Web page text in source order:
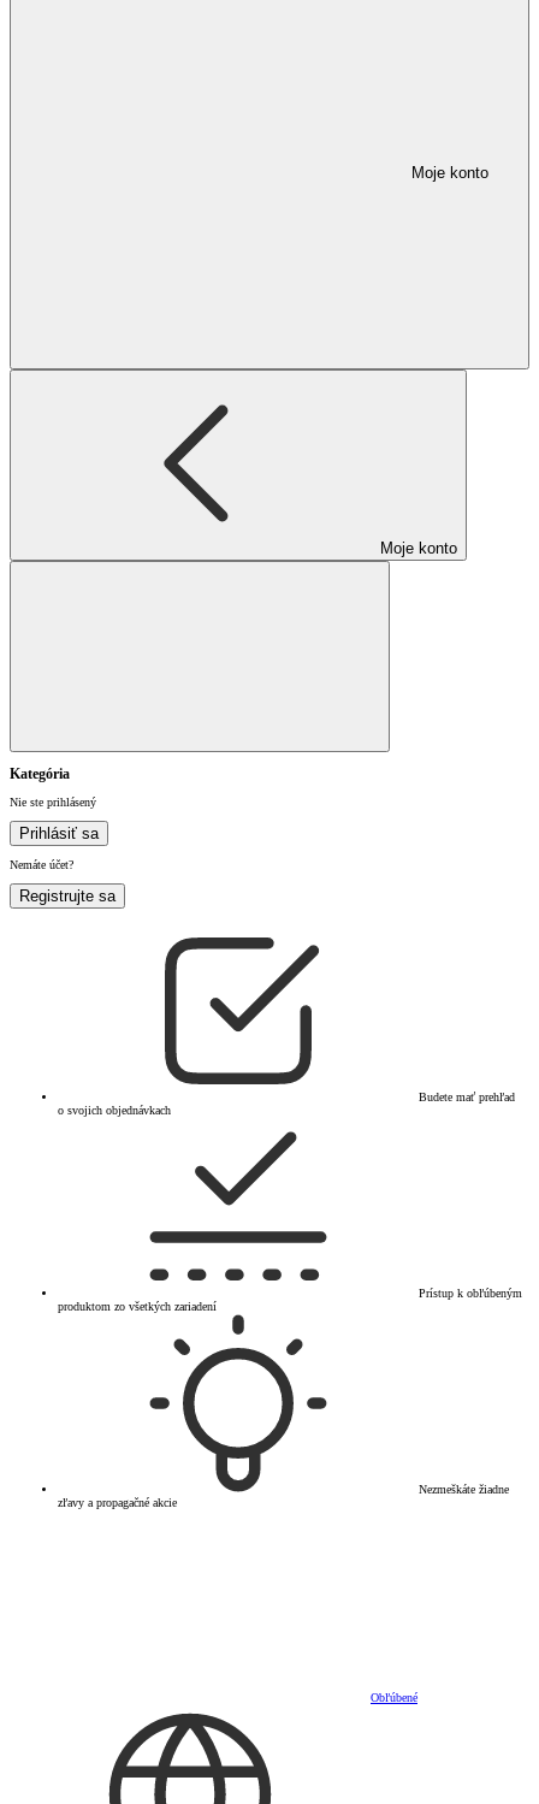
Moje konto
Moje konto
Kategória
Nie ste prihlásený
Prihlásiť sa
Nemáte účet?
Registrujte sa
Budete mať prehľad
o svojich objednávkach
Prístup k obľúbeným
produktom zo všetkých zariadení
Nezmeškáte žiadne
zľavy a propagačné akcie
Obľúbené